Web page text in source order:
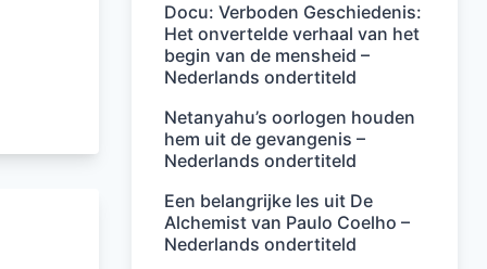
Docu: Verboden Geschiedenis:
Het onvertelde verhaal van het
begin van de mensheid –
Nederlands ondertiteld
Netanyahu’s oorlogen houden
hem uit de gevangenis –
Nederlands ondertiteld
Een belangrijke les uit De
Alchemist van Paulo Coelho –
Nederlands ondertiteld